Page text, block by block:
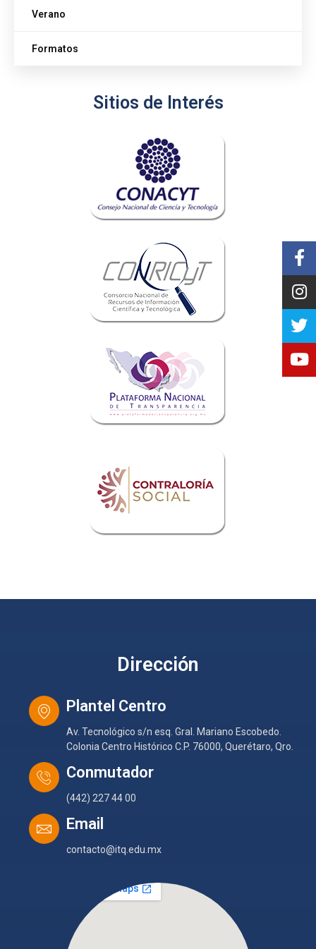
Verano
Formatos
Sitios de Interés
Dirección
Plantel Centro
Av. Tecnológico s/n esq. Gral. Mariano Escobedo.
Colonia Centro Histórico C.P. 76000, Querétaro, Qro.
Conmutador
(442) 227 44 00
Email
contacto@itq.edu.mx